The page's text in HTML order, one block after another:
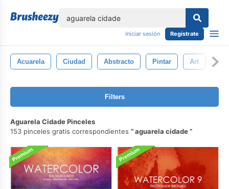
Iniciar sesión Regístrate
Acuarela Ciudad Abstracto Pintar Art
Filters
Aguarela Cidade Pinceles
153 pinceles gratis correspondientes
aguarela cidade